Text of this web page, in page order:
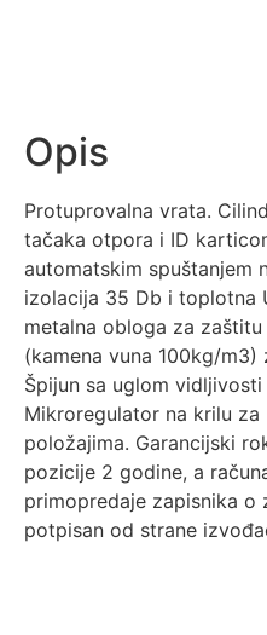
Opis
Protuprovalna vrata.
tačaka otpora i ID
automatskim spuštanjem
izolacija 35 Db i toplotna
metalna obloga za
(kamena vuna 100kg/
Špijun sa uglom vidljivosti
Mikroregulator na krilu za
položajima. Garancijski
pozicije 2 godine, a
primopredaje zapisnika
potpisan od strane